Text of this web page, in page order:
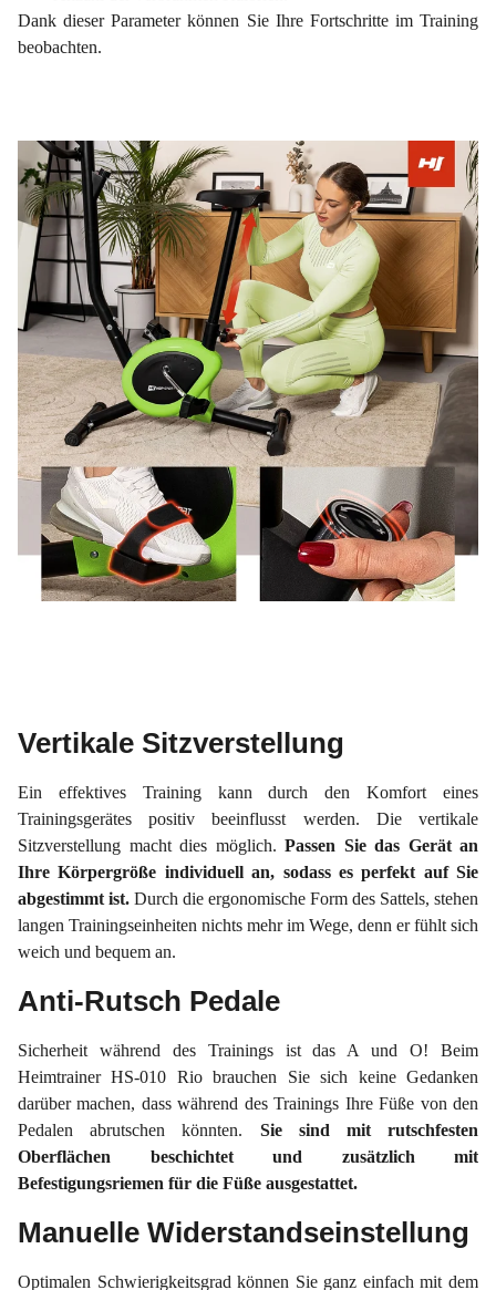
Dank dieser Parameter können Sie Ihre Fortschritte im Training
beobachten.
Vertikale Sitzverstellung
Ein effektives Training kann durch den Komfort eines
Trainingsgerätes positiv beeinflusst werden. Die vertikale
Sitzverstellung macht dies möglich. Passen Sie das Gerät an
Ihre Körpergröße individuell an, sodass es perfekt auf Sie
abgestimmt ist. Durch die ergonomische Form des Sattels, stehen
langen Trainingseinheiten nichts mehr im Wege, denn er fühlt sich
weich und bequem an.
Anti-Rutsch Pedale
Sicherheit während des Trainings ist das A und O! Beim
Heimtrainer HS-010 Rio brauchen Sie sich keine Gedanken
darüber machen, dass während des Trainings Ihre Füße von den
Pedalen abrutschen könnten. Sie sind mit rutschfesten
Oberflächen beschichtet und zusätzlich mit
Befestigungsriemen für die Füße ausgestattet.
Manuelle Widerstandseinstellung
Optimalen Schwierigkeitsgrad können Sie ganz einfach mit dem